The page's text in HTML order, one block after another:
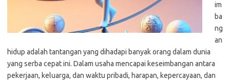
im
ba
ng
an
hidup adalah tantangan yang dihadapi banyak orang dalam dunia
yang serba cepat ini. Dalam usaha mencapai keseimbangan antara
pekerjaan, keluarga, dan waktu pribadi, harapan, kepercayaan, dan